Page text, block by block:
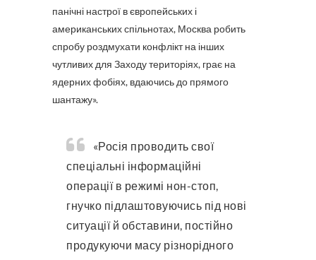
панічні настрої в європейських і
американських спільнотах, Москва робить
спробу роздмухати конфлікт на інших
чутливих для Заходу територіях, грає на
ядерних фобіях, вдаючись до прямого
шантажу».
«Росія проводить свої
спеціальні інформаційні
операції в режимі нон-стоп,
гнучко підлаштовуючись під нові
ситуації й обставини, постійно
продукуючи масу різнорідного